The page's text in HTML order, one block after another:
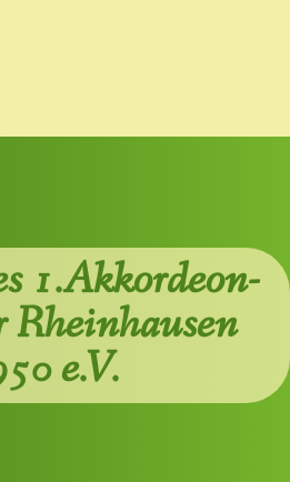
1.Akkordeon-
Rheinhausen
e.V.